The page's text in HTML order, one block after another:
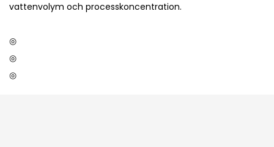
vattenvolym och processkoncentration.
◎
◎
◎